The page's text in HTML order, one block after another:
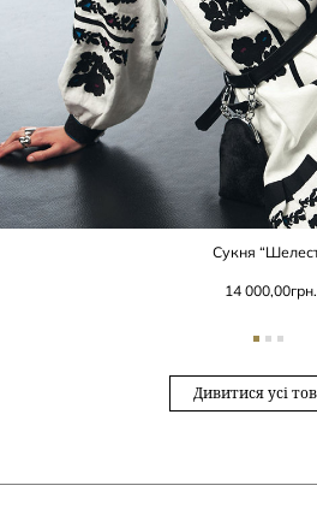
Сукня
грн.
14 000,00
Дивитися усі